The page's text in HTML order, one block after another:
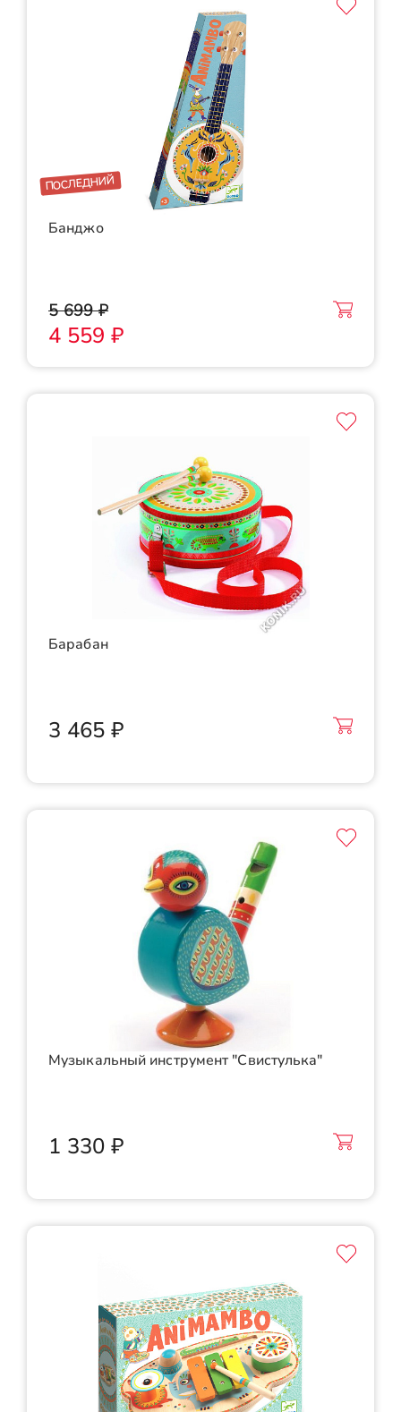
ПОСЛЕДНИЙ
Банджо
5 699 ₽
4 559 ₽
Барабан
3 465 ₽
Музыкальный инструмент "Свистулька"
1 330 ₽